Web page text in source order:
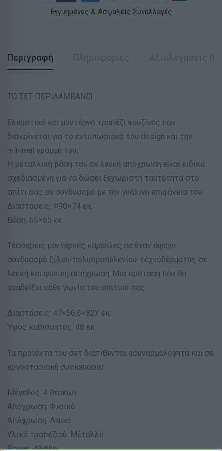
Εγγυημένες & Ασφαλείς Συναλλαγές
Περιγραφή
ΤΟ ΣΕΤ ΠΕΡΙΛΑΜΒΑΝΕΙ
Ελκυστικό και μοντέρνο τραπέζι κουζίνας που
διακρίνεται για το εντυπωσιακό του design και την
minimal γραμμή του.
Η μεταλλική βάση του σε λευκή απόχρωση είναι ειδικά
σχεδιασμένη για να δώσει ξεχωριστή ταυτότητα στο
σπίτι σας σε συνδυασμό με την γυάλινη επιφάνεια του.
Διαστάσεις: Φ90×74 εκ.
Βάση: 65×65 εκ.
Τέσσερεις μοντέρνες καρέκλες σε έναν άψογο
συνδυασμό ξύλου-πολυπροπυλενίου-τεχνοδέρματος σε
λευκή και φυσική απόχρωση. Μια πρόταση που θα
αναδείξει κάθε γωνία του σπιτιού σας.
Διαστάσεις: 47×56,6×82Υ εκ.
Ύψος καθίσματος: 48 εκ.
Τα προϊόντα του σετ διατίθενται ασυναρμολόγητα και σε
εργοστασιακή συσκευασία.
Μέγεθος: 4 θέσεων
Απόχρωση: Φυσικό
Απόχρωση: Λευκό
Υλικό τραπεζιού: Μέταλλο
Βαρος: 43.6kg